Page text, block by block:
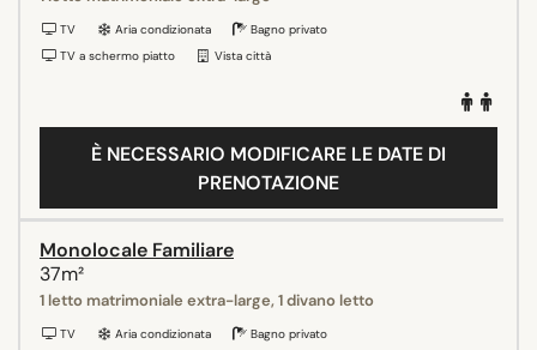
TV Aria condizionata
Bagno privato
TV a schermo piatto
Vista città
È NECESSARIO MODIFICARE LE DATE DI
PRENOTAZIONE
Monolocale Familiare
37m²
1 letto matrimoniale extra-large, 1 divano letto
TV Aria condizionata
Bagno privato